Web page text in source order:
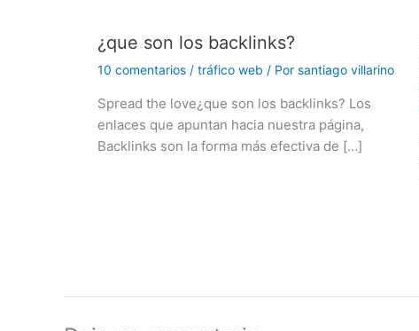
¿que son los backlinks?
10 comentarios / tráfico web / Por santiago villarino
Spread the love¿que son los backlinks? Los
enlaces que apuntan hacia nuestra página,
Backlinks son la forma más efectiva de […]